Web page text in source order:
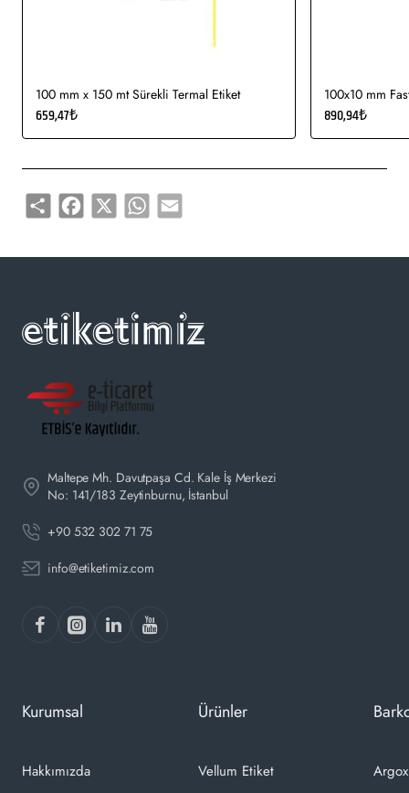
Gıda etiketi vb. amaçlar için sayısız sektör tarafından kullanımı
100 mm x 150 mt Sürekli Termal Etiket
659,47₺
100x10 mm
890,94₺
Share Facebook
X WhatsApp
Email
Maltepe Mh. Davutpaşa Cd. Kale İş Merkezi
No: 141/183 Zeytinburnu, İstanbul
+90 532 302 71 75
info@etiketimiz.com
Kurumsal
Hakkımızda
Ürünler
Vellum Etiket